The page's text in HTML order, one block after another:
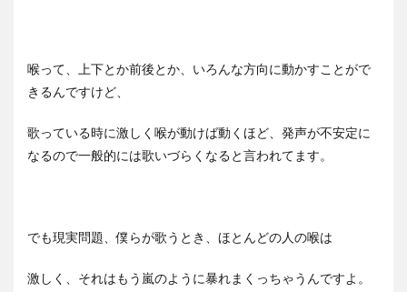
喉って、上下とか前後とか、いろんな方向に動かすことがで
きるんですけど、
歌っている時に激しく喉が動けば動くほど、発声が不安定に
なるので一般的には歌いづらくなると言われてます。
でも現実問題、僕らが歌うとき、ほとんどの人の喉は
激しく、それはもう嵐のように暴れまくっちゃうんですよ。